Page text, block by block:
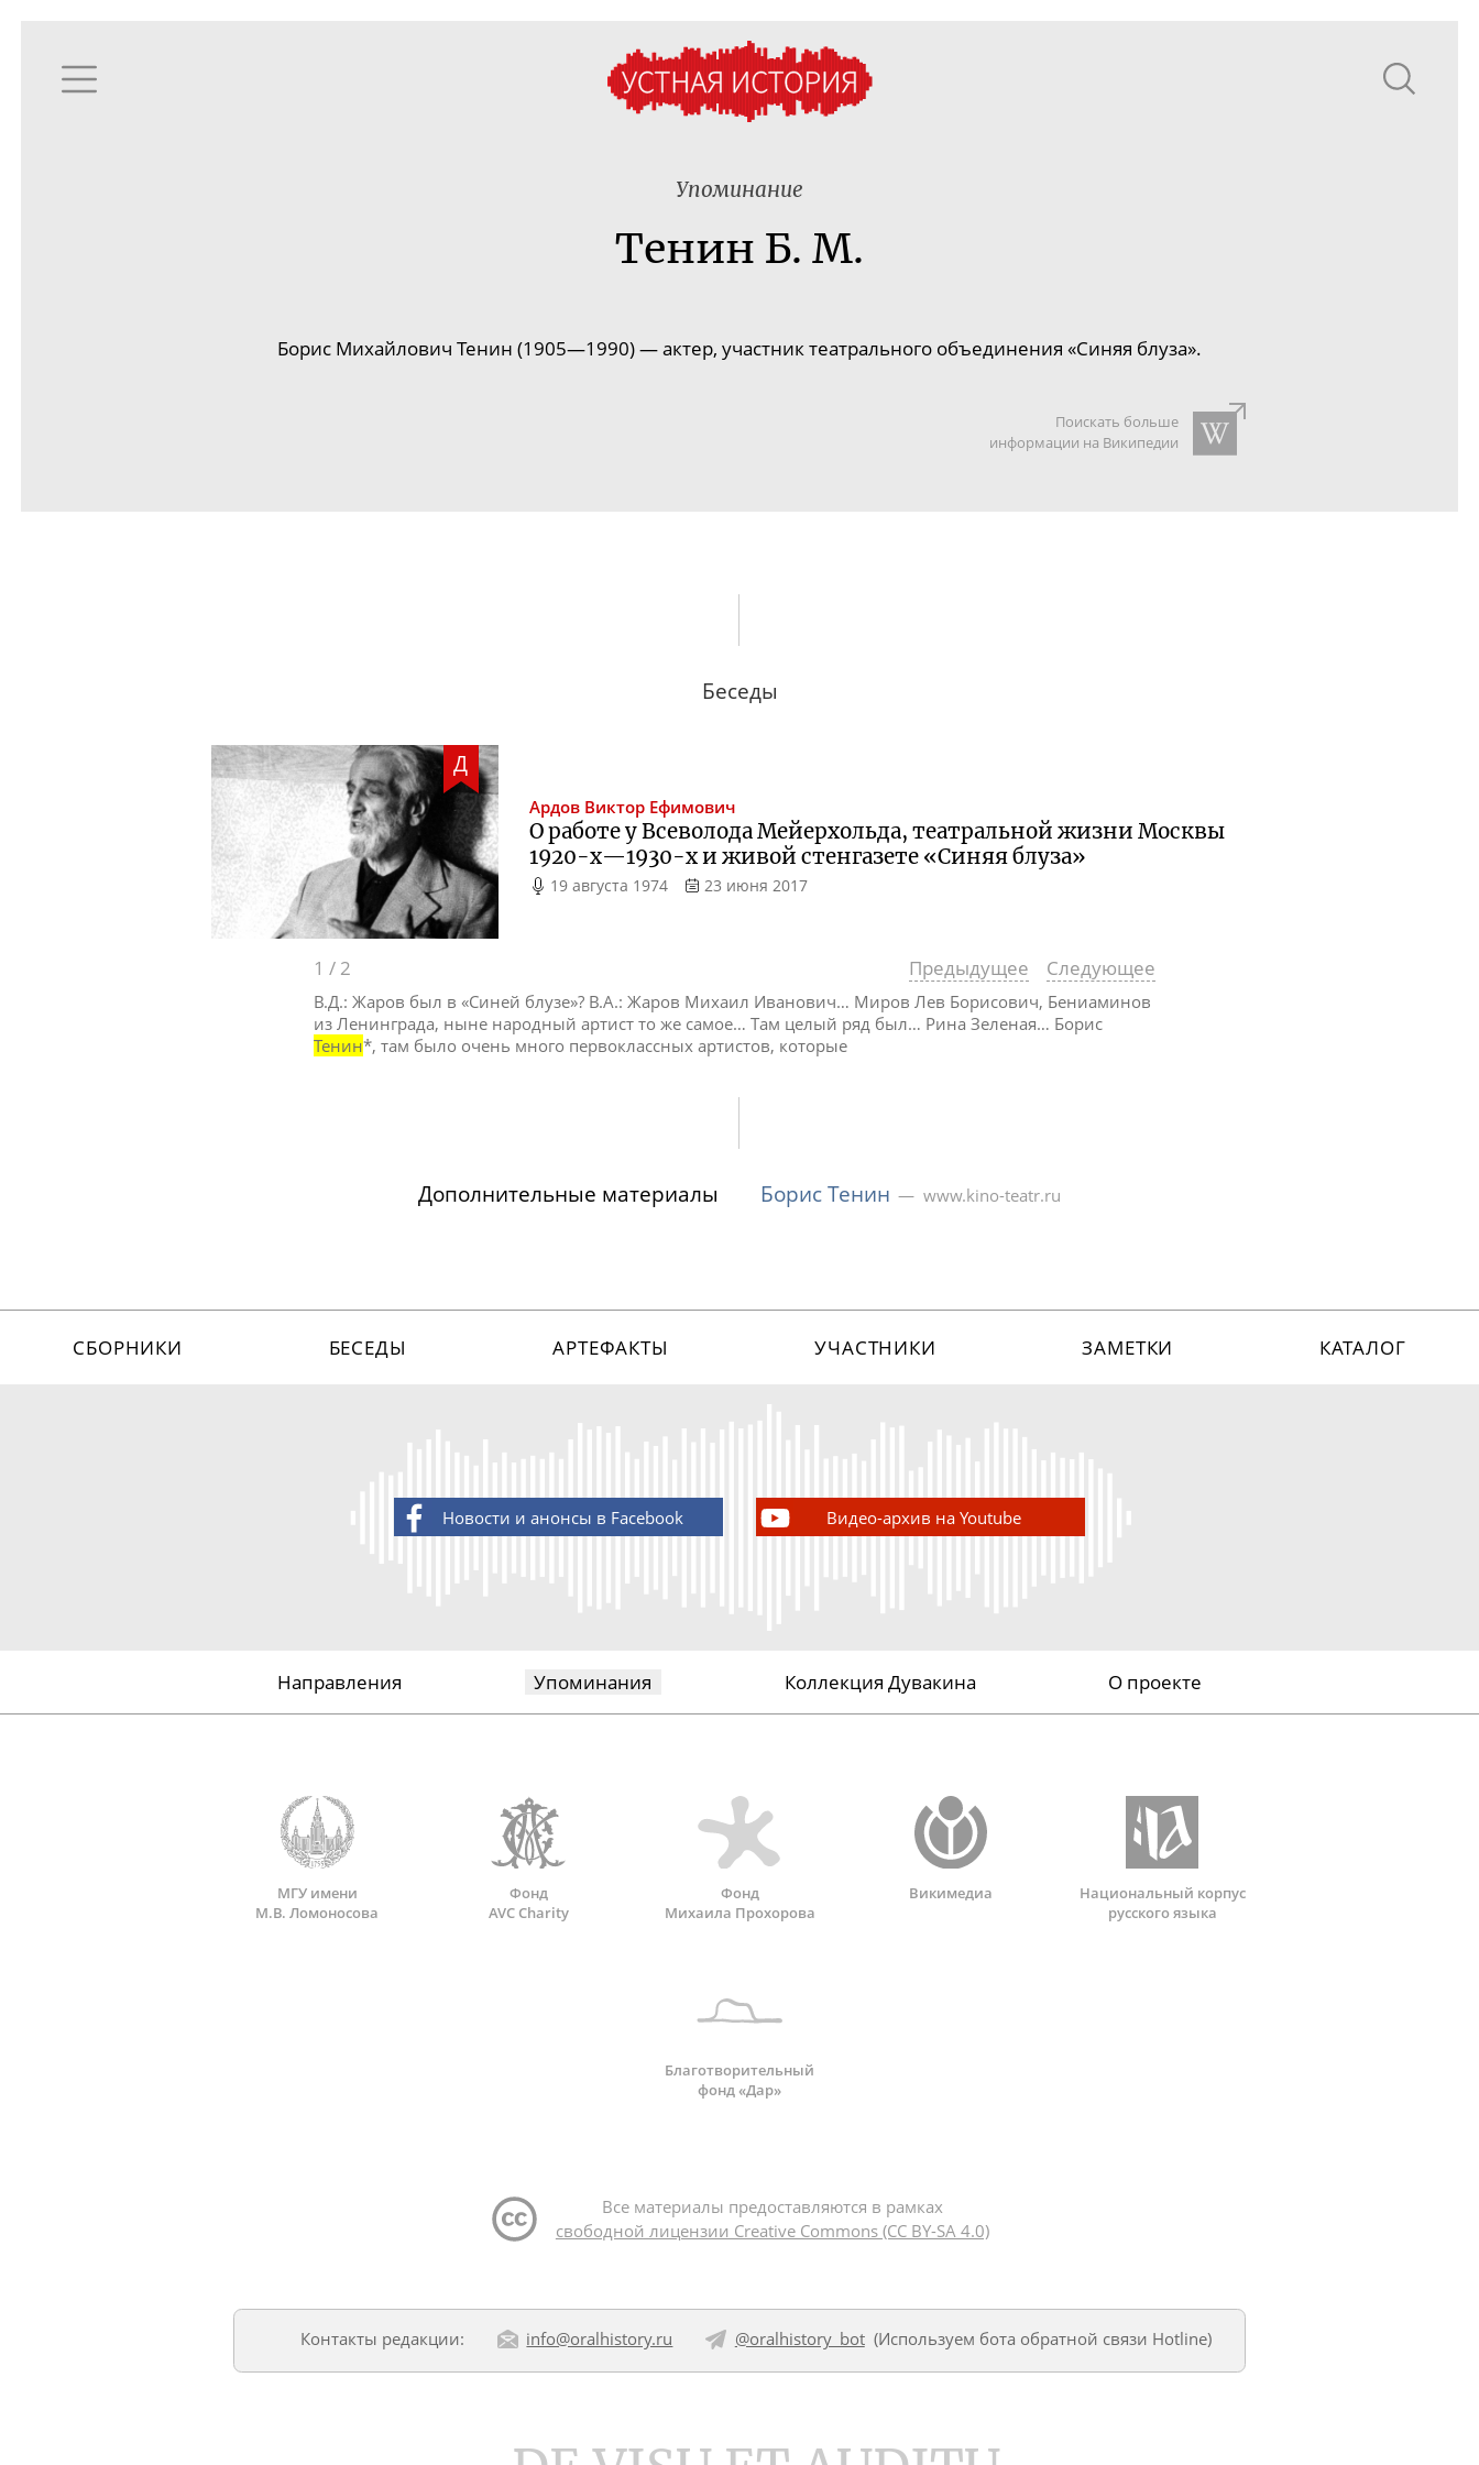
Упоминание
Тенин Б. М.
Борис Михайлович Тенин (1905—1990) — актер, участник театрального объединения «Синяя блуза».
Поискать больше
информации на Википедии
Беседы
Д
Ардов Виктор Ефимович
О работе у Всеволода Мейерхольда, театральной жизни Москвы
1920-х—1930-хи живой стенгазете «Синяя блуза»
19 августа 1974 23 июня 2017
1 / 2 Предыдущее Следующее
В.Д.: Жаров был в «Синей блузе»? В.А.: Жаров Михаил Иванович… Миров Лев Борисович, Бениаминов
из Ленинграда, ныне народный артист то же самое… Там целый ряд был… Рина Зеленая… Борис
Тенин*, там было очень много первоклассных артистов, которые
Дополнительные материалы Борис Тенин www.kino-teatr.ru
СБОРНИКИ БЕСЕДЫ АРТЕФАКТЫ УЧАСТНИКИ ЗАМЕТКИ КАТАЛОГ
Новости и анонсы в Facebook Видео-архив на Youtube
Направления Упоминания Коллекция Дувакина О проекте
МГУ имени
М.В. Ломоносова
Фонд
AVC Charity
Фонд
Михаила Прохорова
Викимедиа
Национальный корпус
русского языка
Благотворительный
фонд «Дар»
Все материалы предоставляются в рамках
свободной лицензии Creative Commons (CC BY-SA 4.0)
Контакты редакции: info@oralhistory.ru @oralhistory_bot(Используем бота обратной связи Hotline)